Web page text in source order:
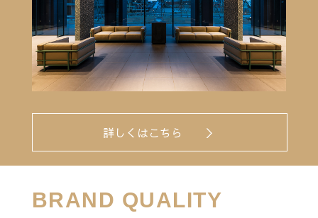
詳しくはこちら ＞
BRAND QUALITY